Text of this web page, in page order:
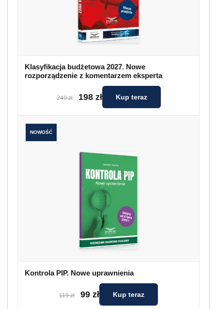
Klasyfikacja budżetowa 2027. Nowe
rozporządzenie z komentarzem eksperta
249 zł 198 zł Kup teraz
NOWOŚĆ
Kontrola PIP. Nowe uprawnienia
119 zł 99 zł Kup teraz